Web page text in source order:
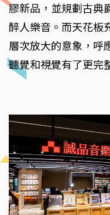
膠新品，並規劃古典
醉人樂音。而天花板
層次放大的意象，呼
聽覺和視覺有了更完